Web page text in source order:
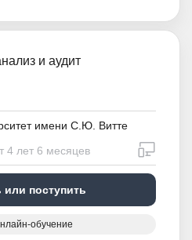
и аудит
имени С.Ю. Витте
4 лет 6 месяцев
или поступить
обучение